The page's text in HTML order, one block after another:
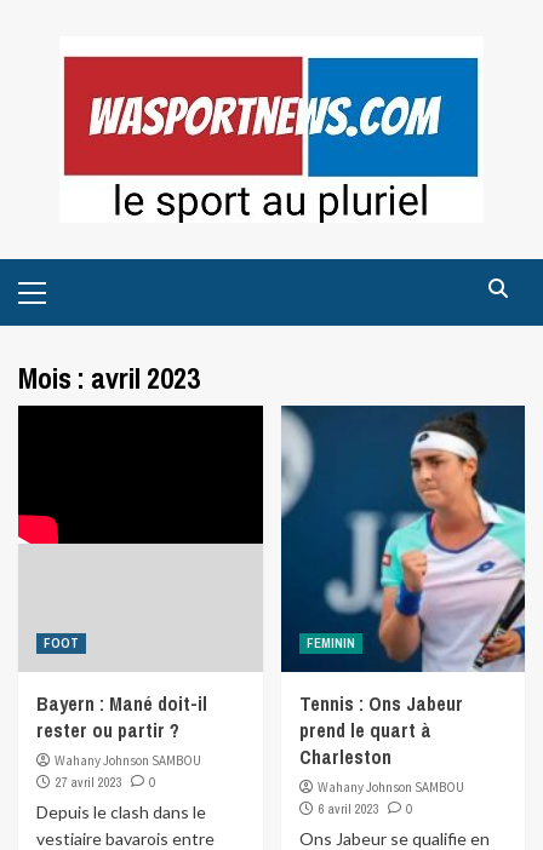
Menu
Mois : avril 2023
FOOT
Bayern : Mané doit-il
rester ou partir ?
Wahany Johnson SAMBOU
27 avril 2023
0
Depuis le clash dans le
vestiaire bavarois entre
FEMININ
Tennis : Ons Jabeur
prend le quart à
Charleston
Wahany Johnson SAMBOU
6 avril 2023
0
Ons Jabeur se qualifie en